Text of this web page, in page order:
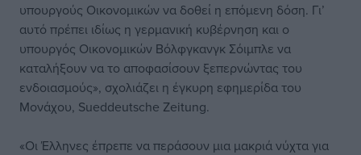
υπουργούς Οικονομικών να δοθεί η επόμενη δόση. Γι’
αυτό πρέπει ιδίως η γερμανική κυβέρνηση και ο
υπουργός Οικονομικών Βόλφγκανγκ Σόιμπλε να
καταλήξουν να το αποφασίσουν ξεπερνώντας του
ενδοιασμούς», σχολιάζει η έγκυρη εφημερίδα του
Μονάχου, Sueddeutsche Zeitung.
«Οι Έλληνες έπρεπε να περάσουν μια μακριά νύχτα για